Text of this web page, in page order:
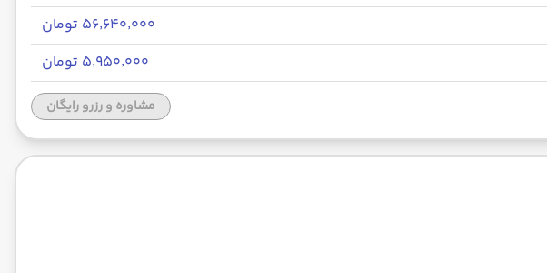
۵۶٬۶۴۰٬۰۰۰ تومان
۵٬۹۵۰٬۰۰۰ تومان
مشاوره و رزرو رایگان